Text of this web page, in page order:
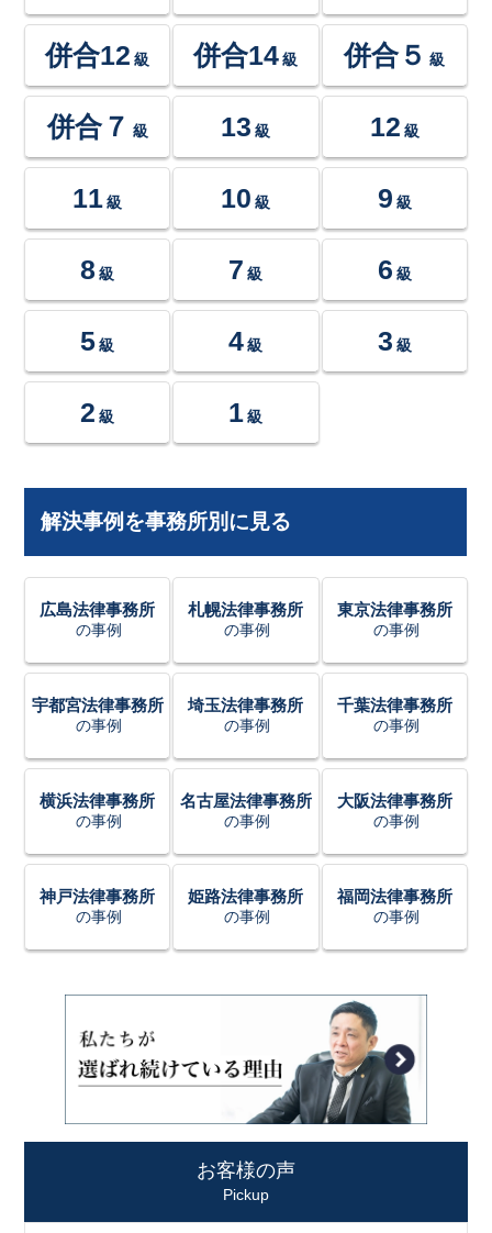
併合12 級 併合14 級 併合５ 級
併合７ 級 13 級 12 級
11 級 10 級 9 級
8 級 7 級 6 級
5 級 4 級 3 級
2 級 1 級
解決事例を事務所別に見る
広島法律事務所
の事例
札幌法律事務所
の事例
東京法律事務所
の事例
宇都宮法律事務所
の事例
埼玉法律事務所
の事例
千葉法律事務所
の事例
横浜法律事務所
の事例
名古屋法律事務所
の事例
大阪法律事務所
の事例
神戸法律事務所
の事例
姫路法律事務所
の事例
福岡法律事務所
の事例
お客様の声
Pickup